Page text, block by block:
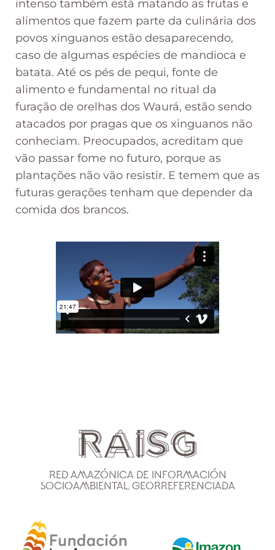
intenso também está matando as frutas e
alimentos que fazem parte da culinária dos
povos xinguanos estão desaparecendo,
caso de algumas espécies de mandioca e
batata. Até os pés de pequi, fonte de
alimento e fundamental no ritual da
furação de orelhas dos Waurá, estão sendo
atacados por pragas que os xinguanos não
conheciam. Preocupados, acreditam que
vão passar fome no futuro, porque as
plantações não vão resistir. E temem que as
futuras gerações tenham que depender da
comida dos brancos.
Red Amazónica de Información
Socioambiental Georreferenciada